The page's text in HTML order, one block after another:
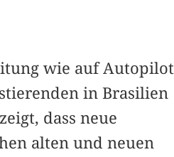
wie auf Autopilot
in Brasilien
dass neue
alten und neuen